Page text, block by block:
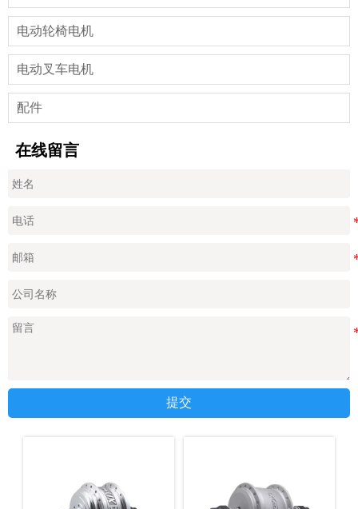
电动轮椅电机
电动叉车电机
配件
在线留言
提交